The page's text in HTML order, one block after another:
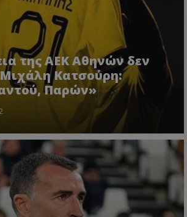
της ΑΕΚ Αθηνών δεν
Κατσούρη:
Παρών»